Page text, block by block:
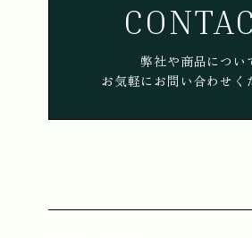
弊社や商品につい
お気軽にお問い合わせく